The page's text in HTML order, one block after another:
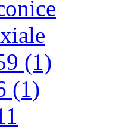
(1)
(1)